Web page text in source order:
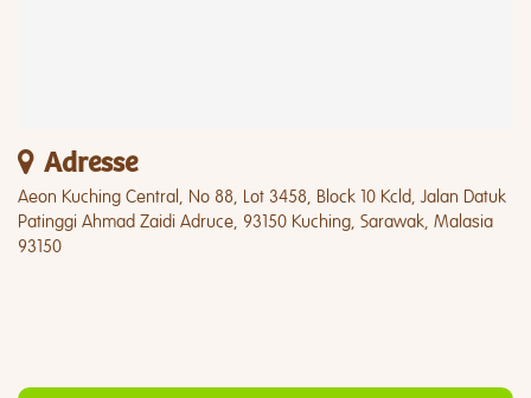
Adresse
Aeon Kuching Central, No 88, Lot 3458, Block 10 Kcld, Jalan Datuk
Patinggi Ahmad Zaidi Adruce, 93150 Kuching, Sarawak, Malasia
93150